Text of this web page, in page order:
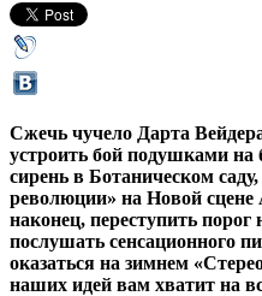
Сжечь чучело Дарта
устроить бой подушками
сирень в Ботаническом
революции» на Новой сцене
наконец, переступить порог
послушать сенсационного
оказаться на зимнем
наших идей вам хватит на